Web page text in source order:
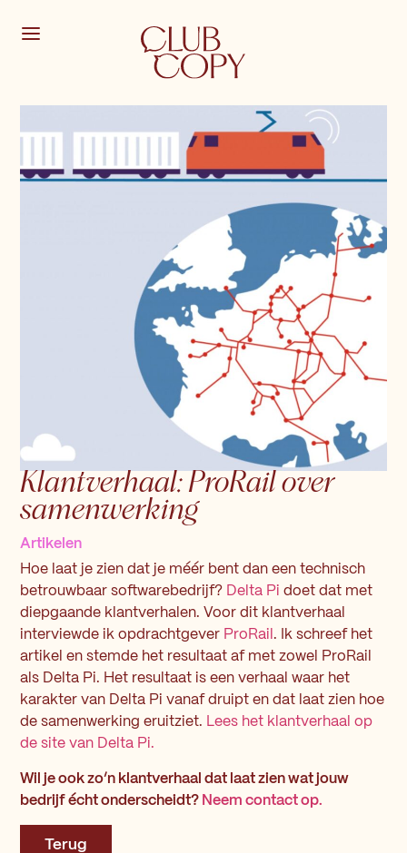
Klantverhaal: ProRail over
samenwerking
Artikelen
Hoe laat je zien dat je méér bent dan een technisch
betrouwbaar softwarebedrijf? Delta Pi doet dat met
diepgaande klantverhalen. Voor dit klantverhaal
interviewde ik opdrachtgever ProRail . Ik schreef het
artikel en stemde het resultaat af met zowel ProRail
als Delta Pi. Het resultaat is een verhaal waar het
karakter van Delta Pi vanaf druipt en dat laat zien hoe
de samenwerking eruitziet. Lees het klantverhaal op
de site van Delta Pi.
Wil je ook zo’n klantverhaal dat laat zien wat jouw
bedrijf écht onderscheidt? Neem contact op.
Terug